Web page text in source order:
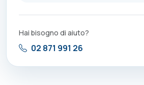
Hai bisogno di aiuto?
02 871 991 26